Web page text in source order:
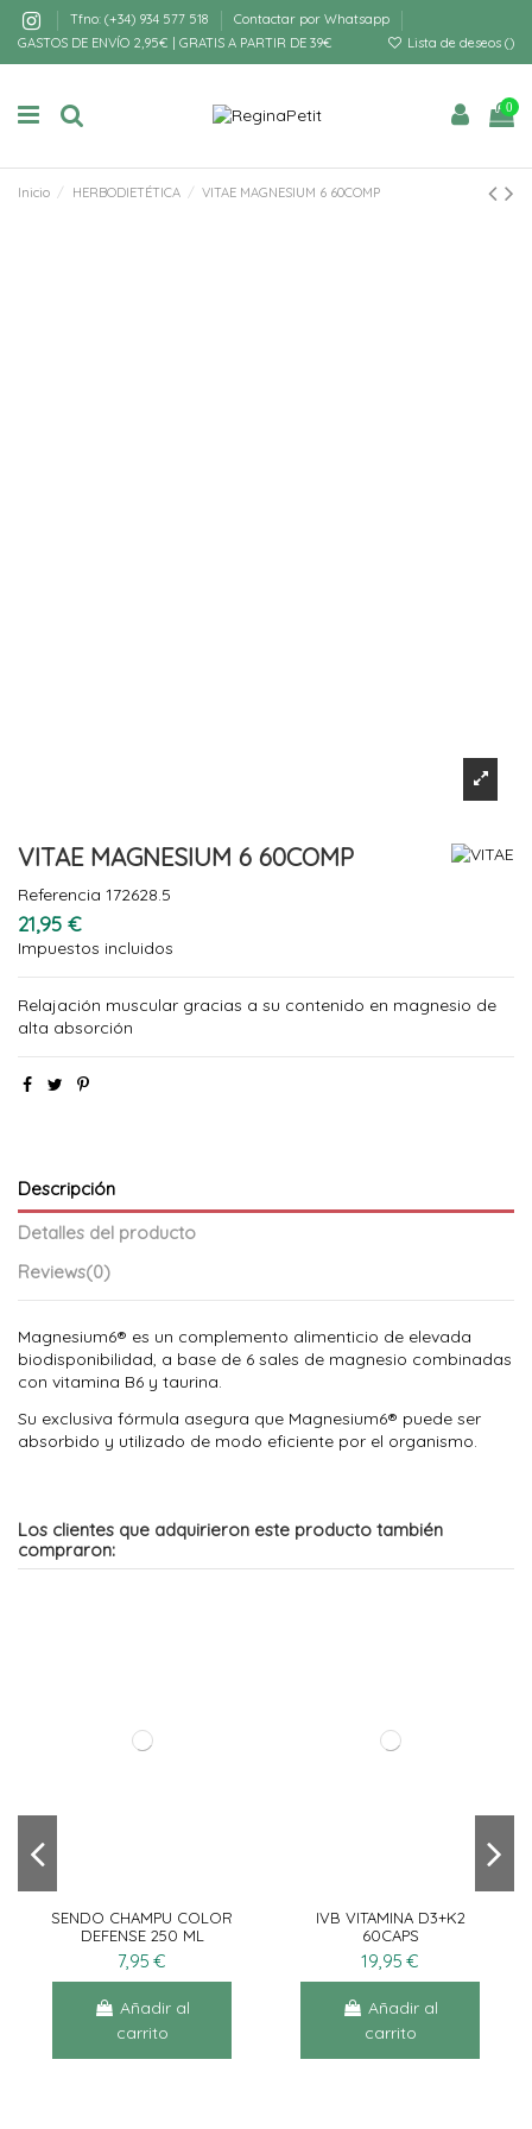
Tfno: (+34) 934 577 518
Contactar por Whatsapp
GASTOS DE ENVÍO 2,95€ | GRATIS A PARTIR DE 39€
Lista de deseos ()
0
Inicio HERBODIETÉTICA VITAE MAGNESIUM 6 60COMP
VITAE MAGNESIUM 6 60COMP
Referencia 172628.5
21,95 €
Impuestos incluidos
Relajación muscular gracias a su contenido en magnesio de
alta absorción
Descripción
Detalles del producto
Reviews(0)
Magnesium6® es un complemento alimenticio de elevada
biodisponibilidad, a base de 6 sales de magnesio combinadas
con vitamina B6 y taurina.
Su exclusiva fórmula asegura que Magnesium6® puede ser
absorbido y utilizado de modo eficiente por el organismo.
Los clientes que adquirieron este producto también
compraron:
SENDO CHAMPU COLOR
DEFENSE 250 ML
7,95 €
Añadir al
carrito
IVB VITAMINA D3+K2
60CAPS
19,95 €
Añadir al
carrito